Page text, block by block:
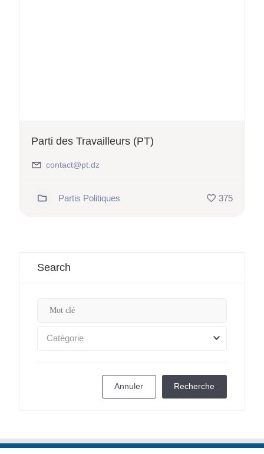
Parti des Travailleurs (PT)
contact@pt.dz
Partis Politiques 375
Search
Catégorie
Annuler Recherche